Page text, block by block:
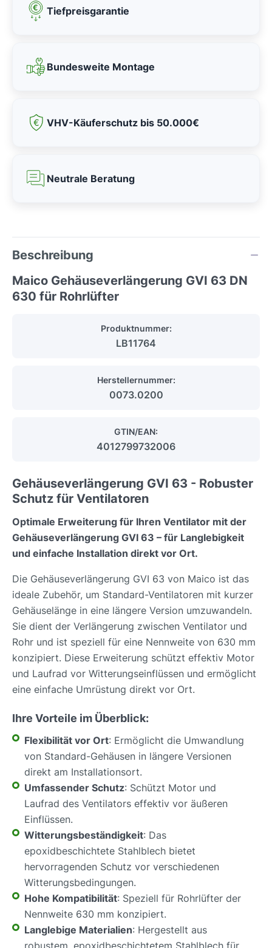
Tiefpreisgarantie
Bundesweite Montage
VHV-Käuferschutz bis 50.000€
Neutrale Beratung
Beschreibung
Maico Gehäuseverlängerung GVI 63 DN
630 für Rohrlüfter
Produktnummer:
LB11764
Herstellernummer:
0073.0200
GTIN/EAN:
4012799732006
Gehäuseverlängerung GVI 63 - Robuster
Schutz für Ventilatoren
Optimale Erweiterung für Ihren Ventilator mit der
Gehäuseverlängerung GVI 63 – für Langlebigkeit
und einfache Installation direkt vor Ort.
Die Gehäuseverlängerung GVI 63 von Maico ist das
ideale Zubehör, um Standard-Ventilatoren mit kurzer
Gehäuselänge in eine längere Version umzuwandeln.
Sie dient der Verlängerung zwischen Ventilator und
Rohr und ist speziell für eine Nennweite von 630 mm
konzipiert. Diese Erweiterung schützt effektiv Motor
und Laufrad vor Witterungseinflüssen und ermöglicht
eine einfache Umrüstung direkt vor Ort.
Ihre Vorteile im Überblick:
Flexibilität vor Ort: Ermöglicht die Umwandlung
von Standard-Gehäusen in längere Versionen
direkt am Installationsort.
Umfassender Schutz: Schützt Motor und
Laufrad des Ventilators effektiv vor äußeren
Einflüssen.
Witterungsbeständigkeit: Das
epoxidbeschichtete Stahlblech bietet
hervorragenden Schutz vor verschiedenen
Witterungsbedingungen.
Hohe Kompatibilität: Speziell für Rohrlüfter der
Nennweite 630 mm konzipiert.
Langlebige Materialien: Hergestellt aus
robustem, epoxidbeschichtetem Stahlblech für